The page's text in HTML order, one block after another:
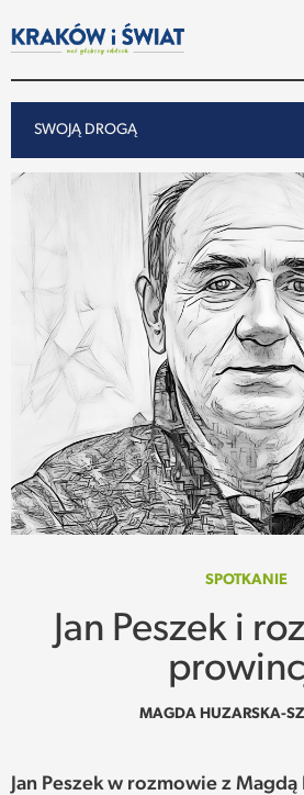
SWOJĄ DROGĄ
SWOJĄ DROGĄ
NOTY ZE ŚWIATA
PO KRAKOSKU
MIASTO
SUBIEKTYWNIE
SPOTKANIE
REKOMENDACJE
SPOTKANIE
Jan Peszek i
MAGDA HUZARSKA-
Jan Peszek w rozmowie z